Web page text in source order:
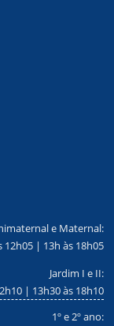
e Maternal:
12h05 | 13h às 18h05
Jardim I e II:
| 13h30 às 18h10
1º e 2º ano: